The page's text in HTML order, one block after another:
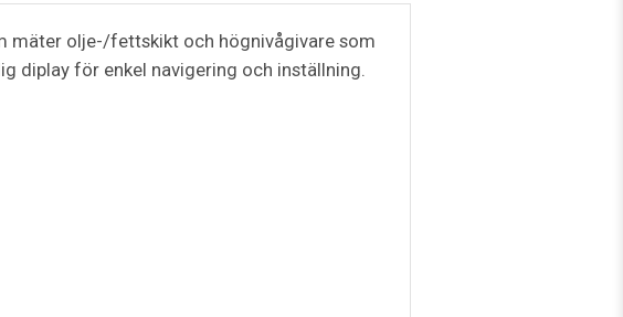
mäter olje-/fettskikt och högnivågivare som
diplay för enkel navigering och inställning.